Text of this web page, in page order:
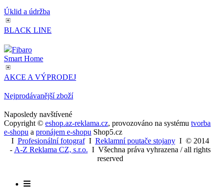
Úklid a údržba
BLACK LINE
Fibaro
Smart Home
AKCE A VÝPRODEJ
Nejprodávanější zboží
Naposledy navštívené
Copyright © eshop.az-reklama.cz, provozováno na systému tvorba
e-shopu a pronájem e-shopu Shop5.cz
I Profesionální fotografI Reklamní poutače stojanyI © 2014
- A-Z Reklama CZ, s.r.o. I Všechna práva vyhrazena / all rights
reserved